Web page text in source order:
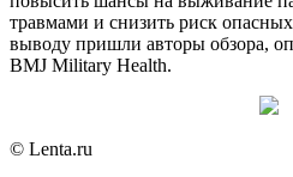
травмами и снизить риск
выводу пришли авторы обзора,
BMJ Military Health.
© Lenta.ru